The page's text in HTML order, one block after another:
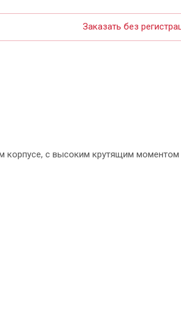
Заказать без
с высоким крутящим моментом